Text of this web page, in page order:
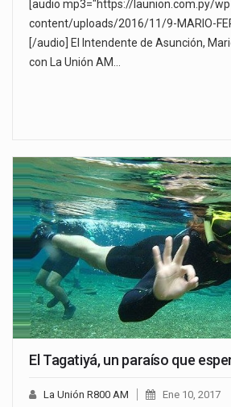
[audio mp3="https://launion.com.py/
content/uploads/2016/11/9-MARIO-
[/audio] El Intendente de Asunción,
con La Unión AM…
El Tagatiyá, un paraíso que
La Unión R800 AM Ene 10, 2017